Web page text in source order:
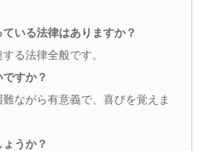
いる法律はありますか？
る法律全般です。
すか？
ながら有意義で、喜びを覚えま
うか？